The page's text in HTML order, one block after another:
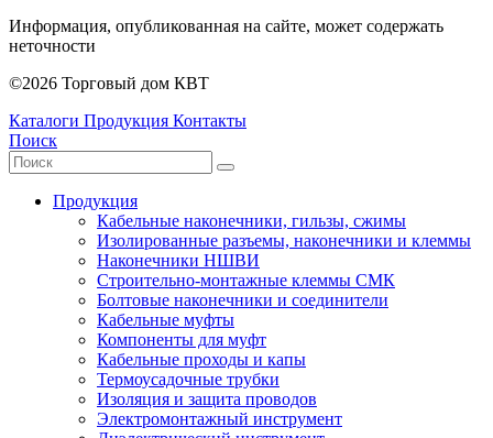
Информация, опубликованная на сайте, может содержать
неточности
©2026 Торговый дом КВТ
Каталоги Продукция Контакты
Поиск
Продукция
Кабельные наконечники, гильзы, сжимы
Изолированные разъемы, наконечники и клеммы
Наконечники НШВИ
Строительно-монтажные клеммы СМК
Болтовые наконечники и соединители
Кабельные муфты
Компоненты для муфт
Кабельные проходы и капы
Термоусадочные трубки
Изоляция и защита проводов
Электромонтажный инструмент